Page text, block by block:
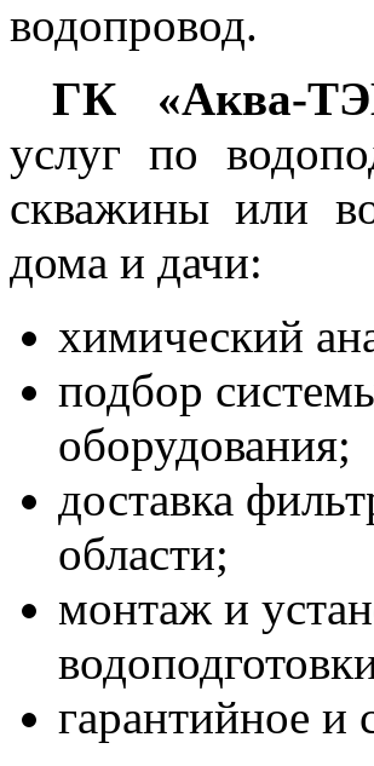
водопровод.
ГК «Аква-
услуг по
скважины или
дома и дачи:
химический
подбор
оборудования;
доставка
области;
монтаж и
гарантийное и